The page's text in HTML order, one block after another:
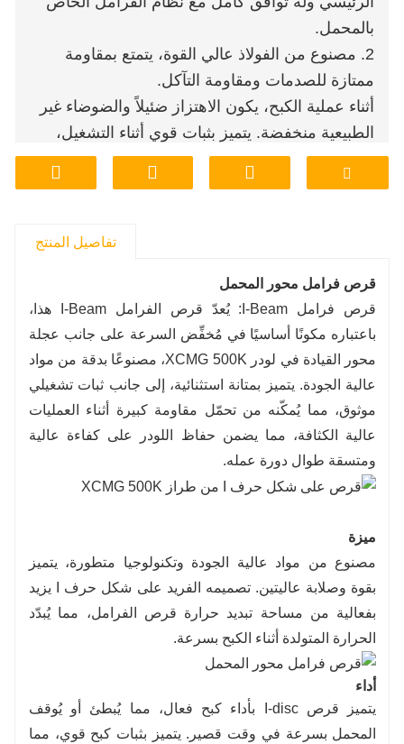
بالمحمل.
2. مصنوع من الفولاذ عالي القوة، يتمتع بمقاومة
ممتازة للصدمات ومقاومة التآكل.
أثناء عملية الكبح، يكون الاهتزاز ضئيلاً والضوضاء غير
الطبيعية منخفضة. يتميز بثبات قوي أثناء التشغيل،
مما يُقلل من تكرار صيانة المعدات.
4. دعم تخصيص مواصفات متعددة لتلبية متطلبات
5. قنوات البيع المباشر من المصنع، تجمع بين الجودة
6. مستودعات متعددة على مستوى الدولة للتسليم
المباشر، مع وجود مخزون كافٍ من المستودعات
لضمان التسليم السريع لقطع الغيار البديلة في حالات
الطوارئ.
تفاصيل المنتج
قرص فرامل محور المحمل
قرص فرامل I-Beam: يُعدّ قرص الفرامل I-Beam هذا،
باعتباره مكونًا أساسيًا في مُخفِّض السرعة على جانب عجلة
محور القيادة في لودر XCMG 500K، مصنوعًا بدقة من مواد
عالية الجودة. يتميز بمتانة استثنائية، إلى جانب ثبات تشغيلي
موثوق، مما يُمكّنه من تحمّل مقاومة كبيرة أثناء العمليات
عالية الكثافة، مما يضمن حفاظ اللودر على كفاءة عالية
ومتسقة طوال دورة عمله.
ميزة
مصنوع من مواد عالية الجودة وتكنولوجيا متطورة، يتميز
بقوة وصلابة عاليتين. تصميمه الفريد على شكل حرف I يزيد
بفعالية من مساحة تبديد حرارة قرص الفرامل، مما يُبدّد
الحرارة المتولدة أثناء الكبح بسرعة.
أداء
يتميز قرص I-disc بأداء كبح فعال، مما يُبطئ أو يُوقف
المحمل بسرعة في وقت قصير. يتميز بثبات كبح قوي، مما